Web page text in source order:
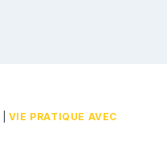
VIE PRATIQUE AVEC